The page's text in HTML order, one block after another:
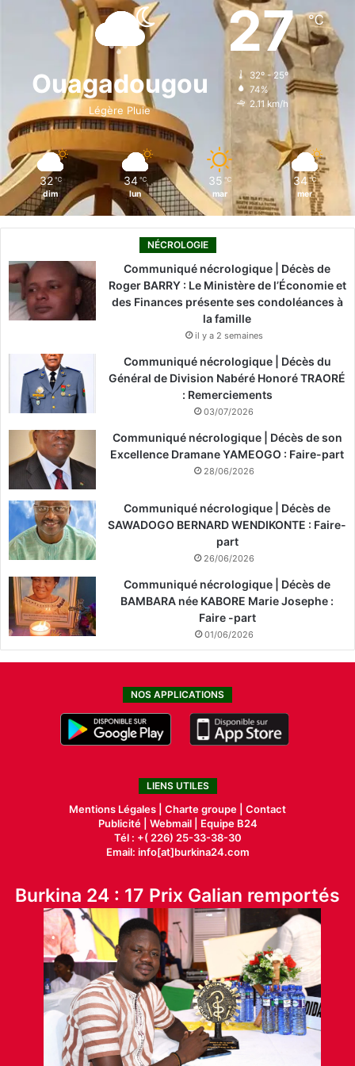
e
b
o
k
i
n
t
a
g
r
T
o
k
Ouagadougou
Légère Pluie
27℃
32º - 25º
74%
2.11 km/h
32 ℃
dim
34 ℃
lun
35 ℃
mar
34 ℃
mer
NÉCROLOGIE
Communiqué nécrologique | Décès de
Roger BARRY : Le Ministère de l’Économie et
des Finances présente ses condoléances à
la famille
il y a 2 semaines
Communiqué nécrologique | Décès du
Général de Division Nabéré Honoré TRAORÉ
: Remerciements
03/07/2026
Communiqué nécrologique | Décès de son
Excellence Dramane YAMEOGO : Faire-part
28/06/2026
Communiqué nécrologique | Décès de
SAWADOGO BERNARD WENDIKONTE : Faire-
part
26/06/2026
Communiqué nécrologique | Décès de
BAMBARA née KABORE Marie Josephe :
Faire -part
01/06/2026
NOS APPLICATIONS
LIENS UTILES
Mentions Légales | Charte groupe | Contact
Publicité| Webmail |
Equipe B24
Tél : +( 226) 25-33-38-30
Email: info[at]burkina24.com
Burkina 24 : 17 Prix Galian remportés